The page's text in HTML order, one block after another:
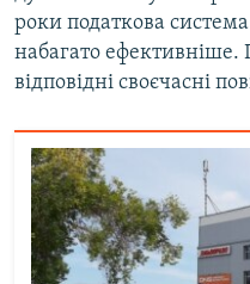
роки податкова
набагато
відповідні своєчасні